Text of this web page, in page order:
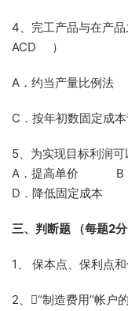
4、完工产品与在产
ACD ）
A．约当产量比
C．按年初数固定
5、为实现目标利润
A．提高单价 B．
D．降低固定成本
三、判断题 （每题2
1、 保本点、保利点
2、“制造费用”帐户